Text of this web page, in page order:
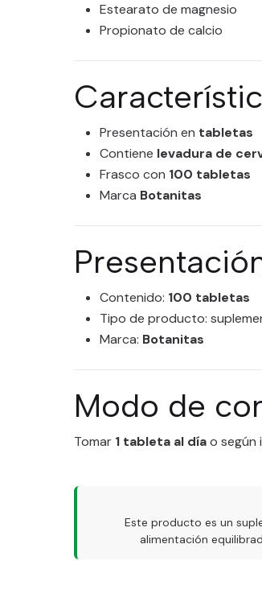
Estearato de magnesio
Propionato de calcio
Presentación en tabletas
Contiene levadura de
Frasco con 100 tabletas
Marca Botanitas
Contenido: 100 tabletas
Tipo de producto:
Marca: Botanitas
Modo de
Tomar 1 tableta al díao según
Este producto es un
alimentación